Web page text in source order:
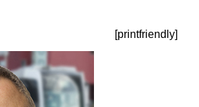
[printfriendly]